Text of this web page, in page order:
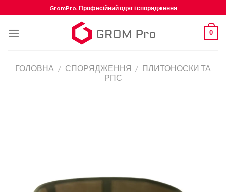
to
content
GromPro. Професійний одяг і спорядження
0
ГОЛОВНА / СПОРЯДЖЕННЯ / ПЛИТОНОСКИ ТА
РПС